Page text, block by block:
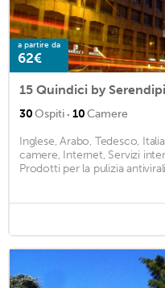
a partire da
62€
15 Quindici by
30Ospiti · 10Camere
Inglese, Arabo, Tedesco,
camere, Internet, Servizi
Prodotti per la pulizia